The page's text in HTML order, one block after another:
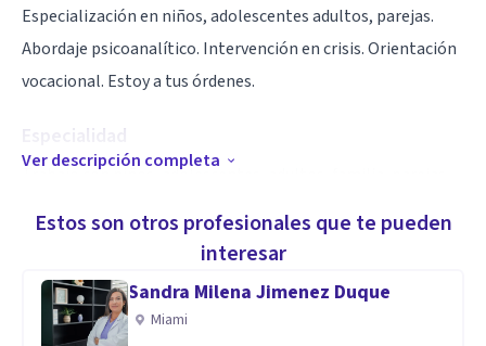
Especialización en niños, adolescentes adultos, parejas.
Abordaje psicoanalítico. Intervención en crisis. Orientación
vocacional. Estoy a tus órdenes.
Especialidad
Trabajo con niños, adolescentes, adultos, familia, parejas,
Formación en Psicoanálisis. Intervención en crisis.
Formación permanente.
Ver descripción completa
Estos son otros profesionales que te pueden
interesar
Sandra Milena Jimenez Duque
Miami